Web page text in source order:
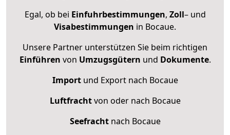
Egal, ob bei Einfuhrbestimmungen, Zoll– und
Visabestimmungen in Bocaue.
Unsere Partner unterstützen Sie beim richtigen
Einführen von Umzugsgütern und Dokumente.
Importund Export nach Bocaue
Luftfrachtvon oder nach Bocaue
Seefrachtnach Bocaue